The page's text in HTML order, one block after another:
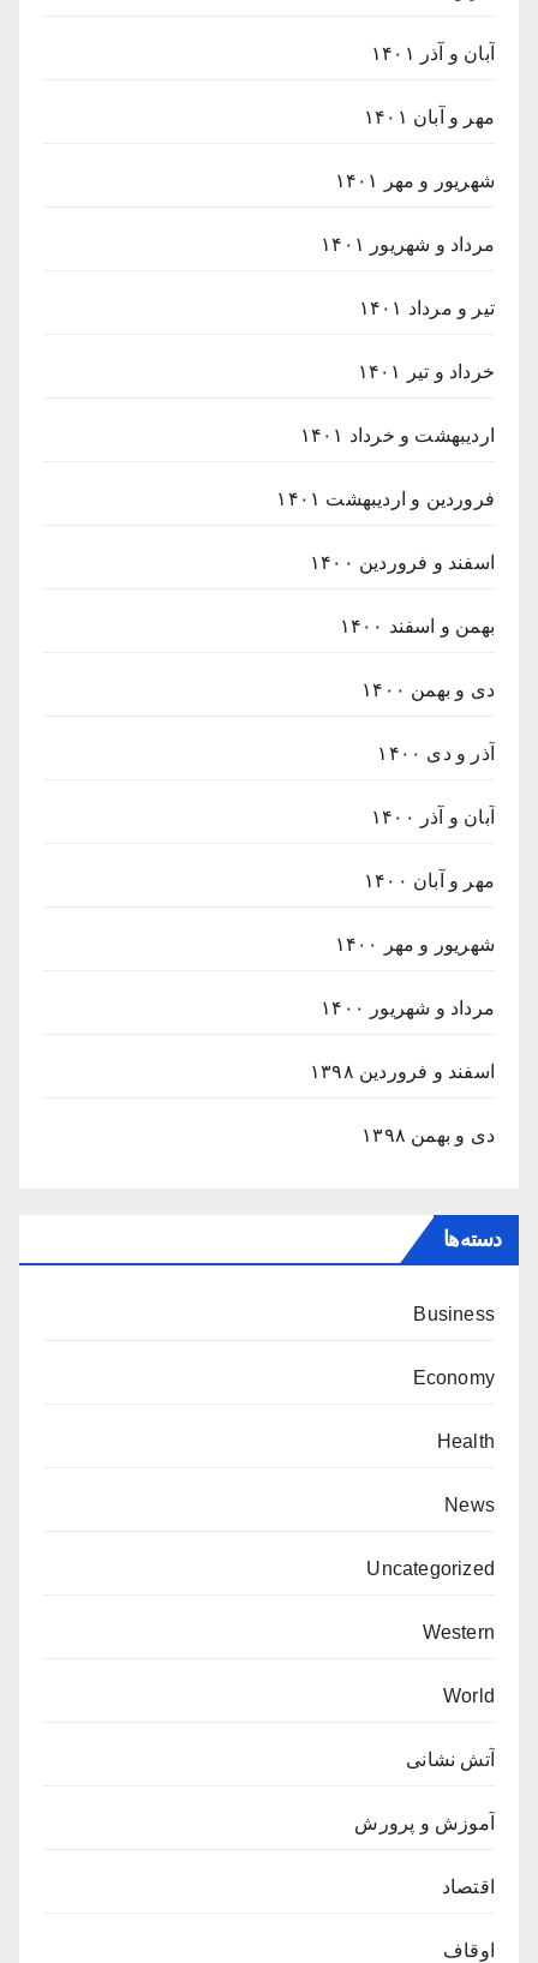
آبان و آذر ۱۴۰۱
مهر و آبان ۱۴۰۱
شهریور و مهر ۱۴۰۱
مرداد و شهریور ۱۴۰۱
تیر و مرداد ۱۴۰۱
خرداد و تیر ۱۴۰۱
اردیبهشت و خرداد ۱۴۰۱
فروردین و اردیبهشت ۱۴۰۱
اسفند و فروردین ۱۴۰۰
بهمن و اسفند ۱۴۰۰
دی و بهمن ۱۴۰۰
آذر و دی ۱۴۰۰
آبان و آذر ۱۴۰۰
مهر و آبان ۱۴۰۰
شهریور و مهر ۱۴۰۰
مرداد و شهریور ۱۴۰۰
اسفند و فروردین ۱۳۹۸
دی و بهمن ۱۳۹۸
دسته‌ها
Business
Economy
Health
News
Uncategorized
Western
World
آتش نشانی
آموزش و پرورش
اقتصاد
اوقاف